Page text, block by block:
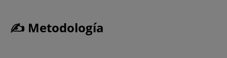
✍ Metodología